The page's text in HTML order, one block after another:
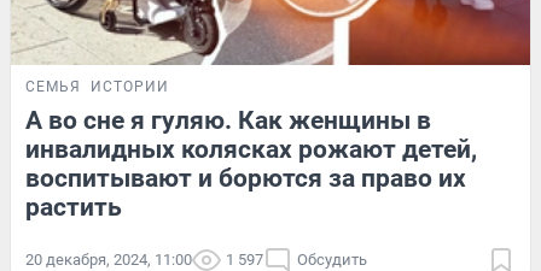
СЕМЬЯ ИСТОРИИ
А во сне я гуляю. Как женщины в
инвалидных колясках рожают детей,
воспитывают и борются за право их
растить
20 декабря, 2024, 11:00 1 597 Обсудить